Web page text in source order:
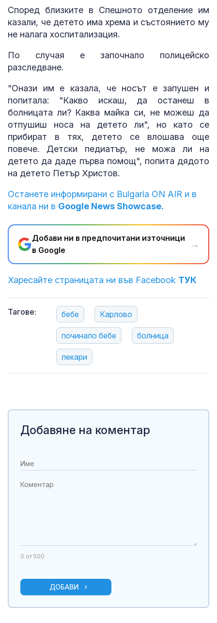
Според близките в Спешното отделение им
казали, че детето има хрема и състоянието му
не налага хоспитализация.
По случая е започнало полицейско
разследване.
"Онази им е казала, че носът е запушен и
попитала: "Какво искаш, да останеш в
болницата ли? Каква майка си, не можеш да
отпушиш носа на детето ли", но като се
прибират в тях, детето се влошава още
повече. Детски педиатър, не можа ли на
детето да даде първа помощ", попита дядото
на детето Петър Христов.
Останете информирани с Bulgaria ON AIR и в
канала ни в Google News Showcase.
Добави ни в предпочитани източници
в Google
→
Харесайте страницата ни във Facebook ТУК
Тагове: бебе Карлово
починало бебе болница
лекари
Добавяне на коментар
0 от 500
ДОБАВИ